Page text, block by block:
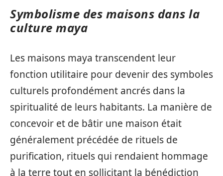
Symbolisme des maisons dans la
culture maya
Les maisons maya transcendent leur
fonction utilitaire pour devenir des symboles
culturels profondément ancrés dans la
spiritualité de leurs habitants. La manière de
concevoir et de bâtir une maison était
généralement précédée de rituels de
purification, rituels qui rendaient hommage
à la terre tout en sollicitant la bénédiction